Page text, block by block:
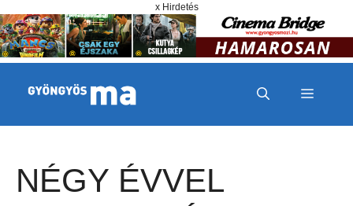
x Hirdetés
MENÜ
NÉGY ÉVVEL